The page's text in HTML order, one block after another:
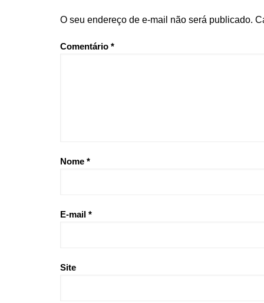
O seu endereço de e-mail não será publicado.
Comentário *
Nome *
E-mail *
Site